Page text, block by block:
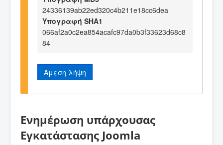
24336139ab22ed320c4b211e18cc6dea
Υπογραφή SHA1
066af2a0c2ea854acafc97da0b3f33623d68c8
84
Άμεση λήψη
Ενημέρωση υπάρχουσας
Εγκατάστασης Joomla